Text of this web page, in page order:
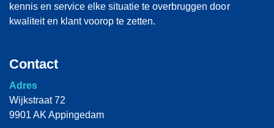
kennis en service elke situatie te overbruggen door
kwaliteit en klant voorop te zetten.
Contact
Adres
Wijkstraat 72
9901 AK Appingedam